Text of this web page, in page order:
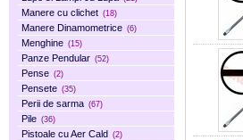
Manere cu clichet (18)
Manere Dinamometrice (6)
Menghine (15)
Panze Pendular (52)
Pense (2)
Pensete (35)
Perii de sarma (67)
Pile (36)
Pistoale cu Aer Cald (2)